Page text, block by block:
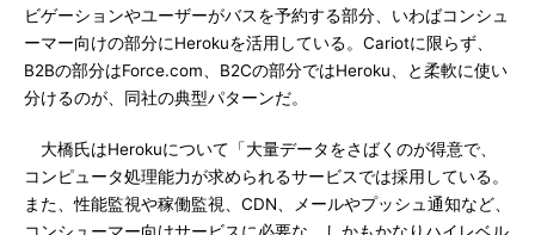
ビゲーションやユーザーがバスを予約する部分、いわばコンシュ
ーマー向けの部分にHerokuを活用している。Cariotに限らず、
B2Bの部分はForce.com、B2Cの部分ではHeroku、と柔軟に使い
分けるのが、同社の典型パターンだ。
大橋氏はHerokuについて「大量データをさばくのが得意で、
コンピュータ処理能力が求められるサービスでは採用している。
また、性能監視や稼働監視、CDN、メールやプッシュ通知など、